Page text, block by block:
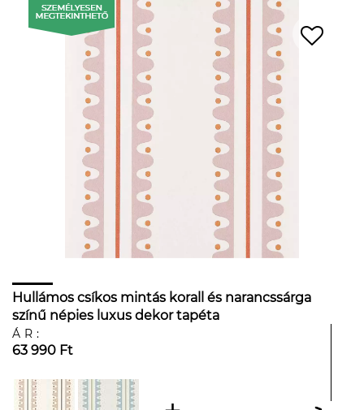
Hullámos csíkos mintás korall és narancssárga
színű népies luxus dekor tapéta
ÁR:
63 990 Ft